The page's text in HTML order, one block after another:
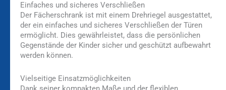
Einfaches und sicheres Verschließen
Der Fächerschrank ist mit einem Drehriegel ausgestattet,
der ein einfaches und sicheres Verschließen der Türen
ermöglicht. Dies gewährleistet, dass die persönlichen
Gegenstände der Kinder sicher und geschützt aufbewahrt
werden können.
Vielseitige Einsatzmöglichkeiten